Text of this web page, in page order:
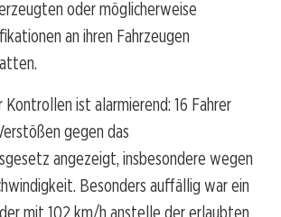
oder möglicherweise
an ihren Fahrzeugen
Kontrollen ist alarmierend: 16 Fahrer
gegen das
angezeigt, insbesondere wegen
Besonders auffällig war ein
mit 102 km/h anstelle der erlaubten